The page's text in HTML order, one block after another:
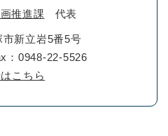
推進課 代表
市新立岩5番5号
：0948-22-5526
こちら